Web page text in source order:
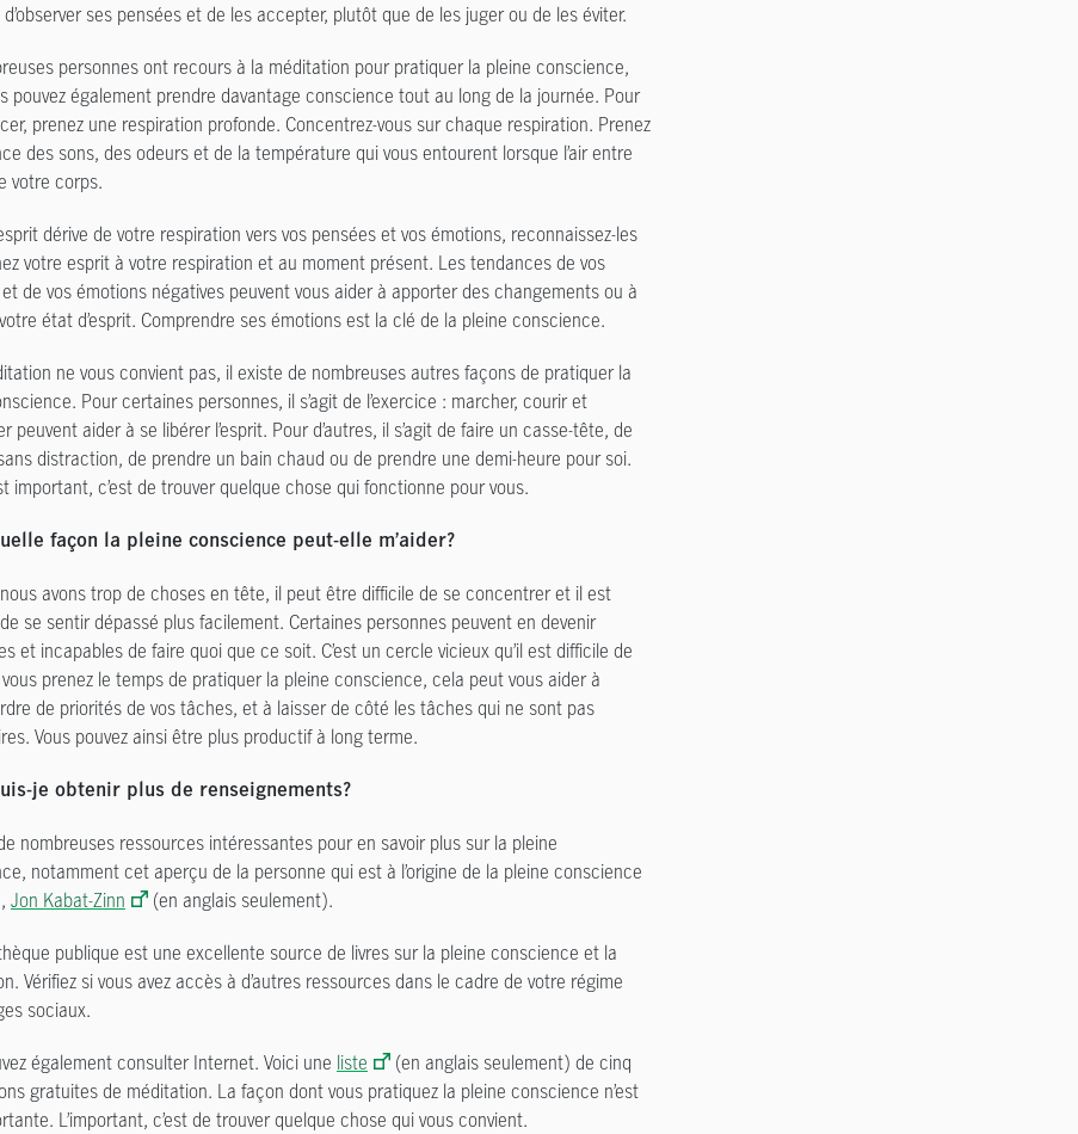
ses pensées et de les accepter, plutôt que de les juger ou de les éviter.
personnes ont recours à la méditation pour pratiquer la pleine conscience,
pouvez également prendre davantage conscience tout au long de la journée. Pour
prenez une respiration profonde. Concentrez-vous sur chaque respiration. Prenez
des sons, des odeurs et de la température qui vous entourent lorsque l’air entre
votre corps.
dérive de votre respiration vers vos pensées et vos émotions, reconnaissez-les
votre esprit à votre respiration et au moment présent. Les tendances de vos
de vos émotions négatives peuvent vous aider à apporter des changements ou à
état d’esprit. Comprendre ses émotions est la clé de la pleine conscience.
ne vous convient pas, il existe de nombreuses autres façons de pratiquer la
Pour certaines personnes, il s’agit de l’exercice : marcher, courir et
peuvent aider à se libérer l’esprit. Pour d’autres, il s’agit de faire un casse-tête, de
distraction, de prendre un bain chaud ou de prendre une demi-heure pour soi.
important, c’est de trouver quelque chose qui fonctionne pour vous.
façon la pleine conscience peut-elle m’aider?
avons trop de choses en tête, il peut être difficile de se concentrer et il est
se sentir dépassé plus facilement. Certaines personnes peuvent en devenir
et incapables de faire quoi que ce soit. C’est un cercle vicieux qu’il est difficile de
vous prenez le temps de pratiquer la pleine conscience, cela peut vous aider à
de priorités de vos tâches, et à laisser de côté les tâches qui ne sont pas
Vous pouvez ainsi être plus productif à long terme.
je obtenir plus de renseignements?
nombreuses ressources intéressantes pour en savoir plus sur la pleine
notamment cet aperçu de la personne qui est à l’origine de la pleine conscience
Jon Kabat-Zinn
(en anglais seulement).
publique est une excellente source de livres sur la pleine conscience et la
Vérifiez si vous avez accès à d’autres ressources dans le cadre de votre régime
sociaux.
également consulter Internet. Voici une liste
(en anglais seulement) de cinq
gratuites de méditation. La façon dont vous pratiquez la pleine conscience n’est
L’important, c’est de trouver quelque chose qui vous convient.